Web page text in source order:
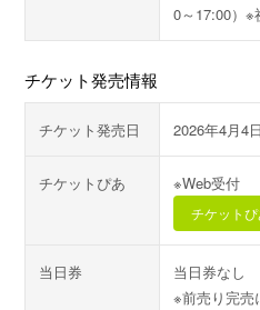
0～17:00）※
チケット発売情報
チケット発売日 2026年4月4
チケットぴあ ※Web受付
チケットぴ
当日券
当日券なし
※前売り完売